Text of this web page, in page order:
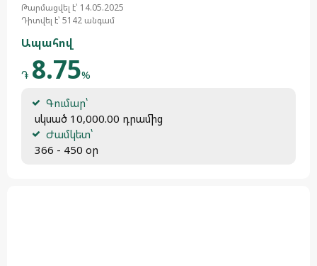
Թարմացվել է՝ 14.05.2025
Դիտվել է՝ 5142 անգամ
Ապահով
֏ 8.75%
Գումար՝
սկսած 10,000.00 դրամից
Ժամկետ՝
366 - 450 օր